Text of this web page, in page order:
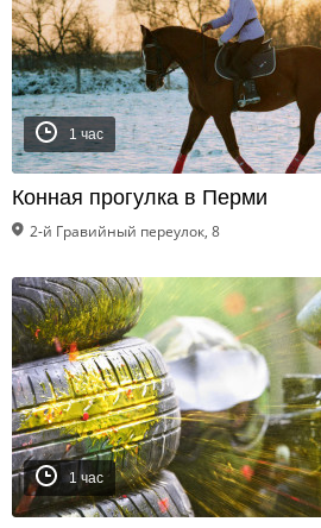
1 час
Конная прогулка в Перми
2-й Гравийный переулок, 8
1 час